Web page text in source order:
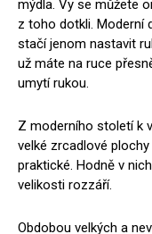
mýdla. Vy se můžete
z toho dotkli. Moderní
stačí jenom nastavit
už máte na ruce
umytí rukou.
Z moderního století k
velké zrcadlové
praktické. Hodně v
velikosti rozzáří.
Obdobou velkých a